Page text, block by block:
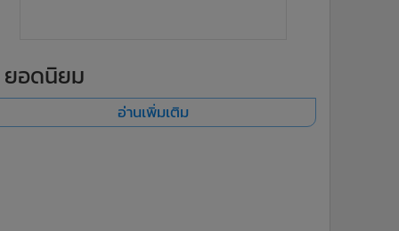
ยอดนิยม
อ่านเพิ่มเติม